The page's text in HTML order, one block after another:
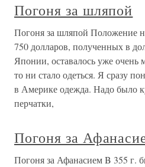
Погоня за шляпой
Погоня за шляпой Положение
750 долларов, полученных в
Японии, оставалось уже
то ни стало одеться. Я сразу
в Америке одежда. Надо было
перчатки,
Погоня за
Погоня за Афанасием B 355 г.